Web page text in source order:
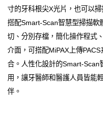
寸的牙科根尖X光片，也可以
搭配Smart-Scan智慧型掃描軟
切、分別存檔，簡化操作程式
介面，可搭配MiPAX上傳
合。人性化設計的Smart-Scan
用，讓牙醫師和醫護人員皆能
伴。